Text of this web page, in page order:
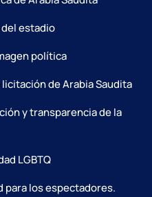
estadio
política
de Arabia Saudita
y transparencia de la
LGBTQ
para los espectadores.